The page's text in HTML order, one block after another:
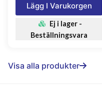
Lägg I Varukorgen
Ej i lager -
Beställningsvara
Visa alla produkter